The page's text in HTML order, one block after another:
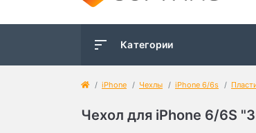
Категории
iPhone Чехлы iPhone 6/6s
Чехол для iРhone 6/6S